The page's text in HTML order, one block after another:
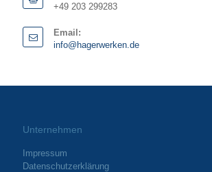
+49 203 299283
Email:
info@hagerwerken.de
Unternehmen
Impressum
Datenschutzerklärung